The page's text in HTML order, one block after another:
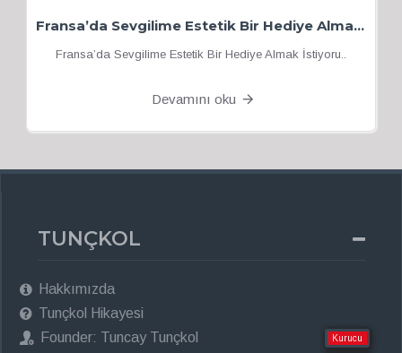
Fransa’da Sevgilime Estetik Bir Hediye Almak İstiyorum
Fransa’da Sevgilime Estetik Bir Hediye Almak İstiyoru..
Devamını oku
TUNÇKOL
Hakkımızda
Tunçkol Hikayesi
Founder: Tuncay Tunçkol
Kurucu